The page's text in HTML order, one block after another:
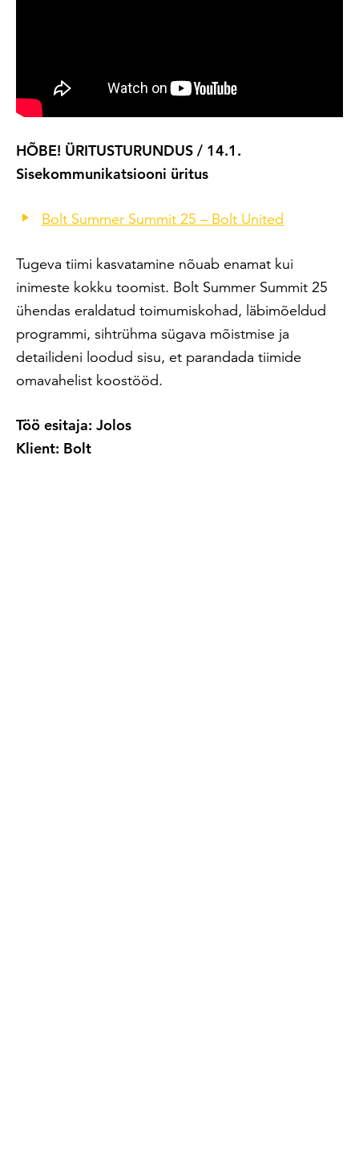
HÕBE! ÜRITUSTURUNDUS / 14.1.
Sisekommunikatsiooni üritus
Bolt Summer Summit 25 – Bolt United
Tugeva tiimi kasvatamine nõuab enamat kui
inimeste kokku toomist. Bolt Summer Summit 25
ühendas eraldatud toimumiskohad, läbimõeldud
programmi, sihtrühma sügava mõistmise ja
detailideni loodud sisu, et parandada tiimide
omavahelist koostööd.
Töö esitaja: Jolos
Klient: Bolt